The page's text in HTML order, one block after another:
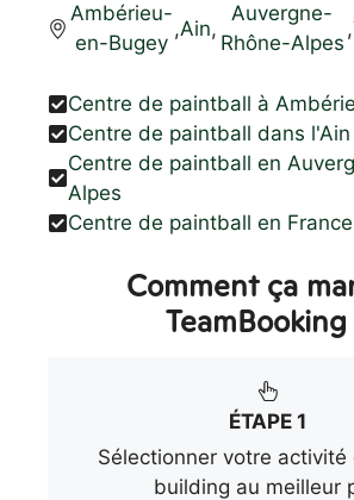
Ambérieu-
en-Bugey
,Ain,
Auvergne-
Rhône-Alpes
,
Centre de paintball à
Centre de paintball dans l'Ain
Centre de paintball en
Alpes
Centre de paintball en France
Comment ça
TeamBooking
ÉTAPE 1
Sélectionner votre activité
building au meilleur